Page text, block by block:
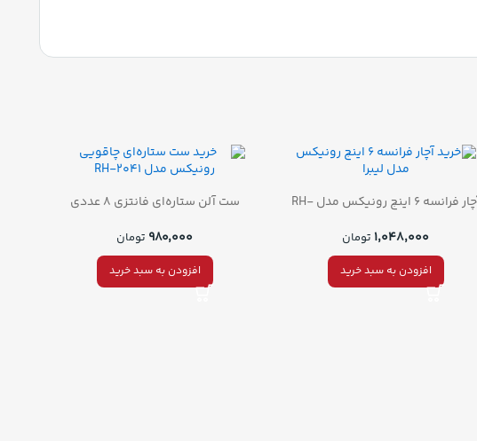
آچار فرانسه 6 اینچ رونیکس مدل RH-
۱,۰۴۸,۰۰۰ تومان
افزودن به سبد خرید
ست آلن ستاره‌ای فانتزی ۸ عددی
۹۸۰,۰۰۰ تومان
افزودن به سبد خرید